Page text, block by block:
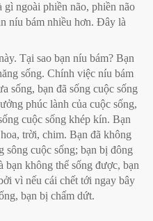
ngoài phiền não, phiền não
níu bám nhiều hơn. Đây là
Tại sao bạn níu bám? Bạn
sống. Chính việc níu bám
sống, bạn đã sống cuộc sống
phúc lành của cuộc sống,
cuộc sống khép kín. Bạn
trời, chim. Bạn đã không
sông cuộc sống; bạn bị đông
không thể sống được, bạn
vì nếu cái chết tới ngay bây
bạn bị chấm dứt.